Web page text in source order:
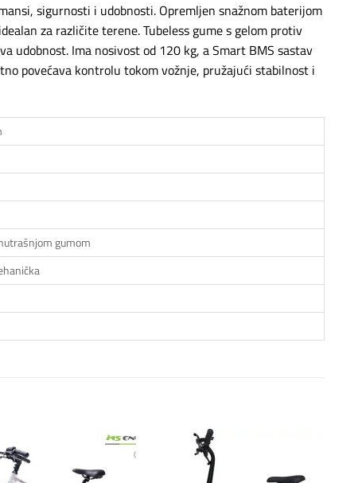
sigurnosti i udobnosti. Opremljen snažnom baterijom
za različite terene. Tubeless gume s gelom protiv
udobnost. Ima nosivost od 120 kg, a Smart BMS sastav
povećava kontrolu tokom vožnje, pružajući stabilnost i
gumom
Dodaj
Dodaj